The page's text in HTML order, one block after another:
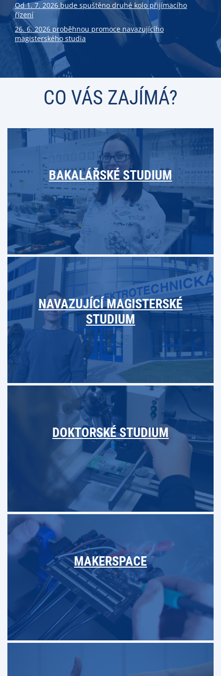
Od 1. 7. 2026 bude spuštěno druhé kolo přijímacího
řízení
26. 6. 2026 proběhnou promoce navazujícího
magisterského studia
CO VÁS ZAJÍMÁ?
BAKALÁŘSKÉ STUDIUM
NAVAZUJÍCÍ MAGISTERSKÉ
STUDIUM
DOKTORSKÉ STUDIUM
MAKERSPACE